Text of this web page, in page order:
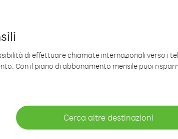
di effettuare chiamate internazionali verso i
Con il piano di abbonamento mensile puoi
Cerca altre destinazioni